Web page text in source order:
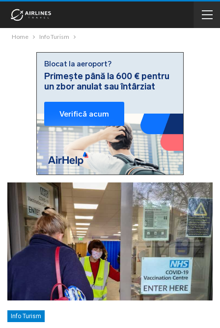
Home Info Turism
Info Turism